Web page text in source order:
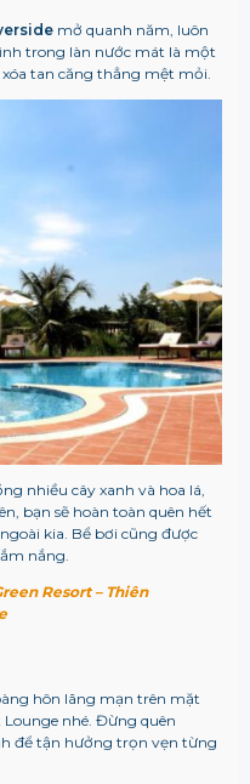
mở quanh năm, luôn
trong làn nước mát là một
tan căng thẳng mệt mỏi.
nhiều cây xanh và hoa lá,
bạn sẽ hoàn toàn quên hết
kia. Bể bơi cũng được
nắng.
Resort – Thiên
hôn lãng mạn trên mặt
nhé. Đừng quên
để tận hưởng trọn vẹn từng